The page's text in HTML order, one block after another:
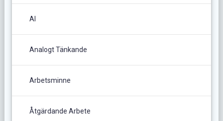
AI
Analogt Tänkande
Arbetsminne
Åtgärdande Arbete